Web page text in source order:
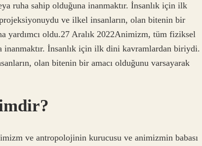
ruha sahip olduğuna inanmaktır. İnsanlık için ilk
ve ilkel insanların, olan bitenin bir
yardımcı oldu.27 Aralık 2022Animizm, tüm fiziksel
inanmaktır. İnsanlık için ilk dini kavramlardan biriydi.
olan bitenin bir amacı olduğunu varsayarak
ve antropolojinin kurucusu ve animizmin babası